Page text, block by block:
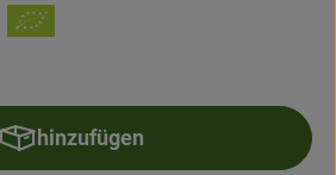
hinzufügen
Produkt zum Warenkorb